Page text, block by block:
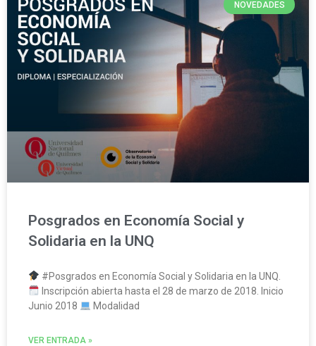
NOVEDADES
Posgrados en Economía Social y
Solidaria en la UNQ
#Posgrados en Economía Social y Solidaria en la UNQ.
Inscripción abierta hasta el 28 de marzo de 2018. Inicio
Junio 2018
Modalidad
VER ENTRADA »